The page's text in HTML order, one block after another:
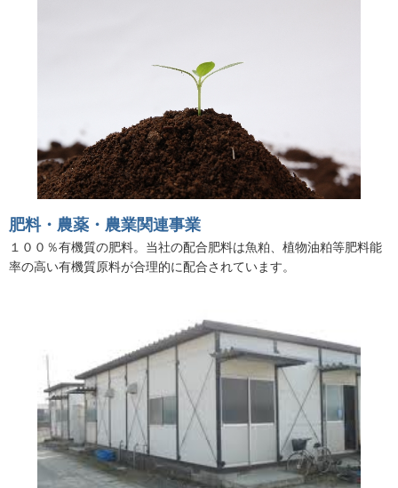
肥料・農薬・農業関連事業
１００％有機質の肥料。当社の配合肥料は魚粕、植物油粕等肥料能
率の高い有機質原料が合理的に配合されています。